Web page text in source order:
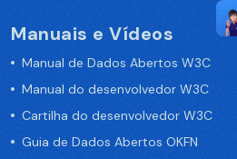
Manuais e Vídeos
Manual de Dados Abertos W3C
Manual do desenvolvedor W3C
Cartilha do desenvolvedor W3C
Guia de Dados Abertos OKFN